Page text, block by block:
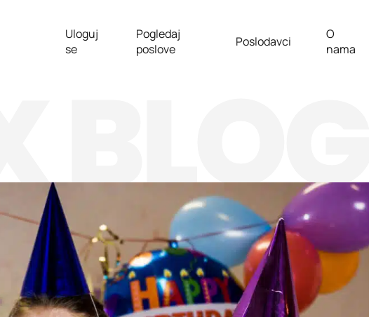
Uloguj
se
Pogledaj
poslove
Poslodavci
O
nama
BLOG